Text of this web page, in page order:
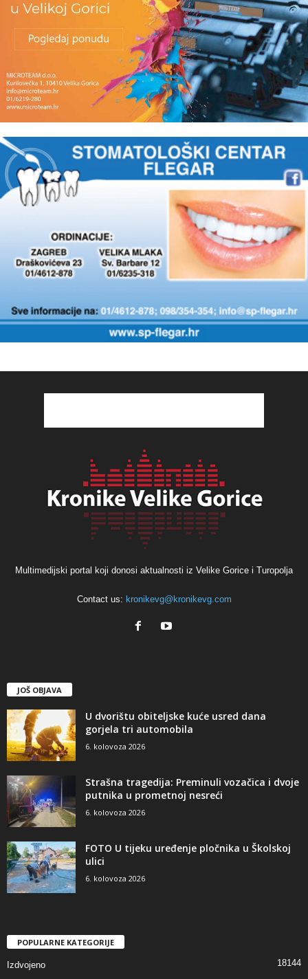
Multimedijski portal koji donosi aktualnosti iz Velike Gorice i Turopolja
Contact us: kronikevg@kronikevg.com
JOŠ OBJAVA
U dvorištu obiteljske kuće usred dana
gorjela tri automobila
6. kolovoza 2026
Strašna tragedija: Preminuli vozačica i dvoje
putnika u prometnoj nesreći
6. kolovoza 2026
FOTO U tijeku uređenje pločnika u Školskoj
ulici
6. kolovoza 2026
POPULARNE KATEGORIJE
Izdvojeno
18144